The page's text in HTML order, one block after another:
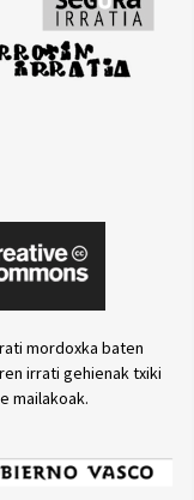
mordoxka baten
irrati gehienak txiki
mailakoak.